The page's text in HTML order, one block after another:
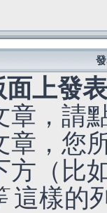
上發
章，請
章，您
方（比
這樣的